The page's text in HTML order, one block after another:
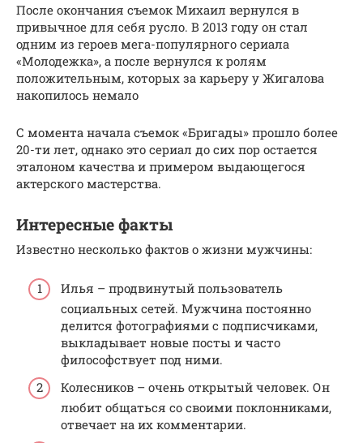
После окончания съемок Михаил вернулся в
привычное для себя русло. В 2013 году он стал
одним из героев мега-популярного сериала
«Молодежка», а после вернулся к ролям
положительным, которых за карьеру у Жигалова
накопилось немало
С момента начала съемок «Бригады» прошло более
20-ти лет, однако это сериал до сих пор остается
эталоном качества и примером выдающегося
актерского мастерства.
Интересные факты
Известно несколько фактов о жизни мужчины:
Илья – продвинутый пользователь
социальных сетей. Мужчина постоянно
делится фотографиями с подписчиками,
выкладывает новые посты и часто
философствует под ними.
Колесников – очень открытый человек. Он
любит общаться со своими поклонниками,
отвечает на их комментарии.